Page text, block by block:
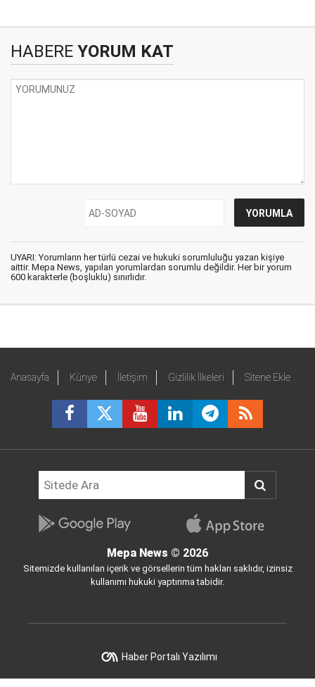
HABERE YORUM KAT
UYARI: Yorumların her türlü cezai ve hukuki sorumluluğu yazan kişiye
aittir. Mepa News, yapılan yorumlardan sorumlu değildir. Her bir yorum
600 karakterle (boşluklu) sınırlıdır.
Anasayfa Künye İletişim Gizlilik İlkeleri Sitene Ekle
Mepa News © 2026
Sitemizde kullanılan içerik ve görsellerin tüm hakları saklıdır, izinsiz
kullanımı hukuki yaptırıma tabidir.
Haber Portalı Yazılımı